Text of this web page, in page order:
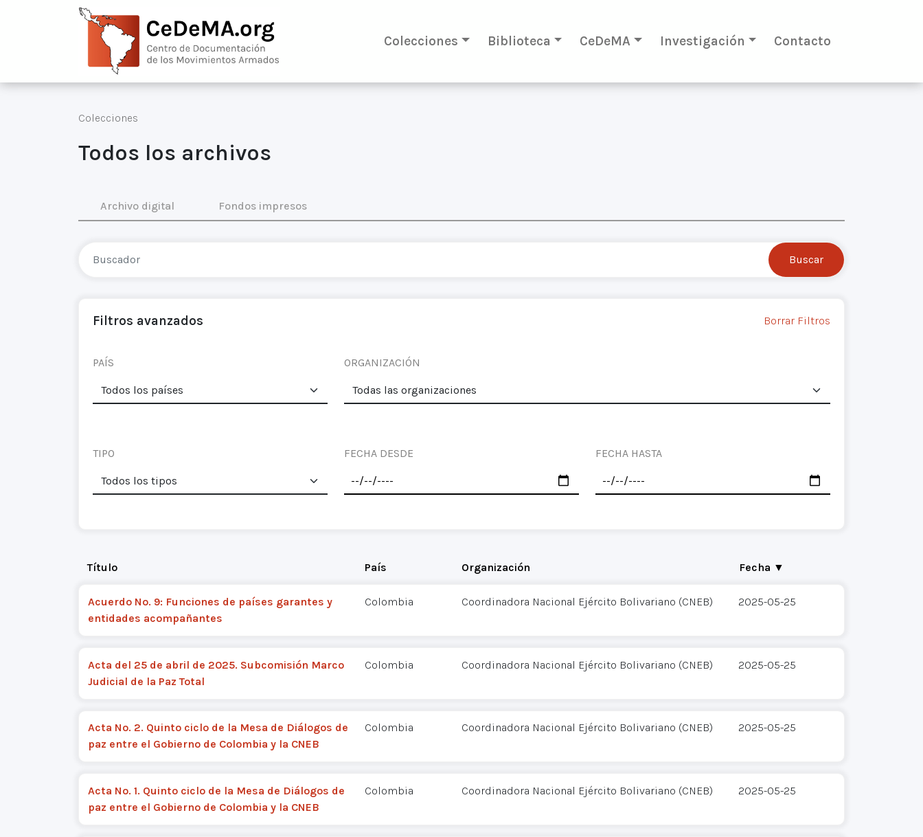
Colecciones Biblioteca CeDeMA Investigación Contacto
Colecciones
Todos los archivos
Archivo digital Fondos impresos
Filtros avanzados Borrar Filtros
PAÍS ORGANIZACIÓN
TIPO FECHA DESDE FECHA HASTA
Título País Organización Fecha ▼
Acuerdo No. 9: Funciones de países garantes y
entidades acompañantes
Colombia Coordinadora Nacional Ejército Bolivariano (CNEB) 2025-05-25
Acta del 25 de abril de 2025. Subcomisión Marco
Judicial de la Paz Total
Colombia Coordinadora Nacional Ejército Bolivariano (CNEB) 2025-05-25
Acta No. 2. Quinto ciclo de la Mesa de Diálogos de
paz entre el Gobierno de Colombia y la CNEB
Colombia Coordinadora Nacional Ejército Bolivariano (CNEB) 2025-05-25
Acta No. 1. Quinto ciclo de la Mesa de Diálogos de
paz entre el Gobierno de Colombia y la CNEB
Colombia Coordinadora Nacional Ejército Bolivariano (CNEB) 2025-05-25